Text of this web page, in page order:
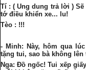
Tí : ( Ung dung trả lời )
tớ điều khiển xe... lu!
Tèo : !!!
- Minh: Này, hôm qua
tặng tui, sao bà không lên
Nga: Đồ ngốc! Tui xếp